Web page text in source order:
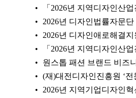
「2026년 지역디자인산
2026년 디자인법률자문
2026년 디자인애로해결
「2026년 지역디자인산
원스톱 패션 브랜드 비즈
(재)대전디자인진흥원 ‘
2026년 지역기업디자인